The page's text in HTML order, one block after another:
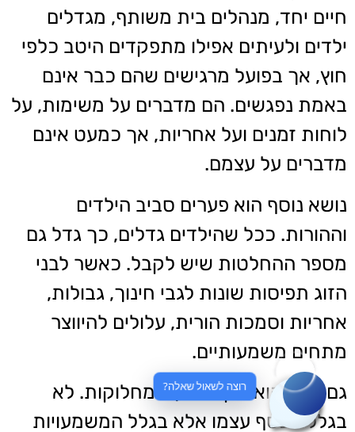
חיים יחד, מנהלים בית משותף, מגדלים
ילדים ולעיתים אפילו מתפקדים היטב כלפי
חוץ, אך בפועל מרגישים שהם כבר אינם
באמת נפגשים. הם מדברים על משימות, על
לוחות זמנים ועל אחריות, אך כמעט אינם
מדברים על עצמם.
נושא נוסף הוא פערים סביב הילדים
וההורות. ככל שהילדים גדלים, כך גדל גם
מספר ההחלטות שיש לקבל. כאשר לבני
הזוג תפיסות שונות לגבי חינוך, גבולות,
אחריות וסמכות הורית, עלולים להיווצר
מתחים משמעותיים.
גם כסף הוא מקור נפוץ למחלוקות. לא
בגלל הכסף עצמו אלא בגלל המשמעויות
רוצה לשאול שאלה?